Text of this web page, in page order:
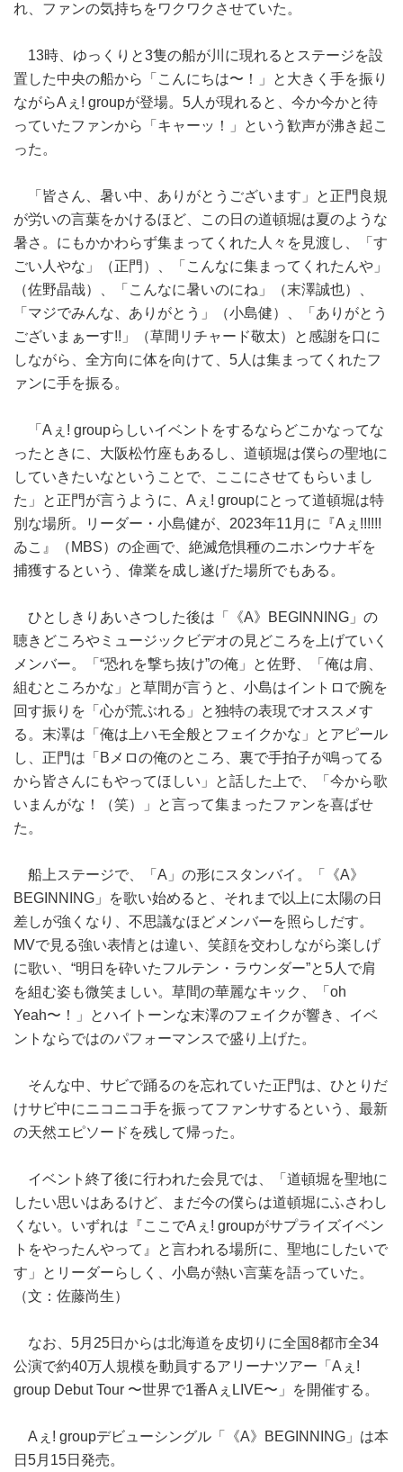
れ、ファンの気持ちをワクワクさせていた。
13時、ゆっくりと3隻の船が川に現れるとステージを設
置した中央の船から「こんにちは〜！」と大きく手を振り
ながらAぇ! groupが登場。5人が現れると、今か今かと待
っていたファンから「キャーッ！」という歓声が沸き起こ
った。
「皆さん、暑い中、ありがとうございます」と正門良規
が労いの言葉をかけるほど、この日の道頓堀は夏のような
暑さ。にもかかわらず集まってくれた人々を見渡し、「す
ごい人やな」（正門）、「こんなに集まってくれたんや」
（佐野晶哉）、「こんなに暑いのにね」（末澤誠也）、
「マジでみんな、ありがとう」（小島健）、「ありがとう
ございまぁーす!!」（草間リチャード敬太）と感謝を口に
しながら、全方向に体を向けて、5人は集まってくれたフ
ァンに手を振る。
「Aぇ! groupらしいイベントをするならどこかなってな
ったときに、大阪松竹座もあるし、道頓堀は僕らの聖地に
していきたいなということで、ここにさせてもらいまし
た」と正門が言うように、Aぇ! groupにとって道頓堀は特
別な場所。リーダー・小島健が、2023年11月に『Aぇ!!!!!!
ゐこ』（MBS）の企画で、絶滅危惧種のニホンウナギを
捕獲するという、偉業を成し遂げた場所でもある。
ひとしきりあいさつした後は「《A》BEGINNING」の
聴きどころやミュージックビデオの見どころを上げていく
メンバー。「“恐れを撃ち抜け”の俺」と佐野、「俺は肩、
組むところかな」と草間が言うと、小島はイントロで腕を
回す振りを「心が荒ぶれる」と独特の表現でオススメす
る。末澤は「俺は上ハモ全般とフェイクかな」とアピール
し、正門は「Bメロの俺のところ、裏で手拍子が鳴ってる
から皆さんにもやってほしい」と話した上で、「今から歌
いまんがな！（笑）」と言って集まったファンを喜ばせ
た。
船上ステージで、「A」の形にスタンバイ。「《A》
BEGINNING」を歌い始めると、それまで以上に太陽の日
差しが強くなり、不思議なほどメンバーを照らしだす。
MVで見る強い表情とは違い、笑顔を交わしながら楽しげ
に歌い、“明日を砕いたフルテン・ラウンダー”と5人で肩
を組む姿も微笑ましい。草間の華麗なキック、「oh
Yeah〜！」とハイトーンな末澤のフェイクが響き、イベ
ントならではのパフォーマンスで盛り上げた。
そんな中、サビで踊るのを忘れていた正門は、ひとりだ
けサビ中にニコニコ手を振ってファンサするという、最新
の天然エピソードを残して帰った。
イベント終了後に行われた会見では、「道頓堀を聖地に
したい思いはあるけど、まだ今の僕らは道頓堀にふさわし
くない。いずれは『ここでAぇ! groupがサプライズイベン
トをやったんやって』と言われる場所に、聖地にしたいで
す」とリーダーらしく、小島が熱い言葉を語っていた。
（文：佐藤尚生）
なお、5月25日からは北海道を皮切りに全国8都市全34
公演で約40万人規模を動員するアリーナツアー「Aぇ!
group Debut Tour 〜世界で1番AぇLIVE〜」を開催する。
Aぇ! groupデビューシングル「《A》BEGINNING」は本
日5月15日発売。